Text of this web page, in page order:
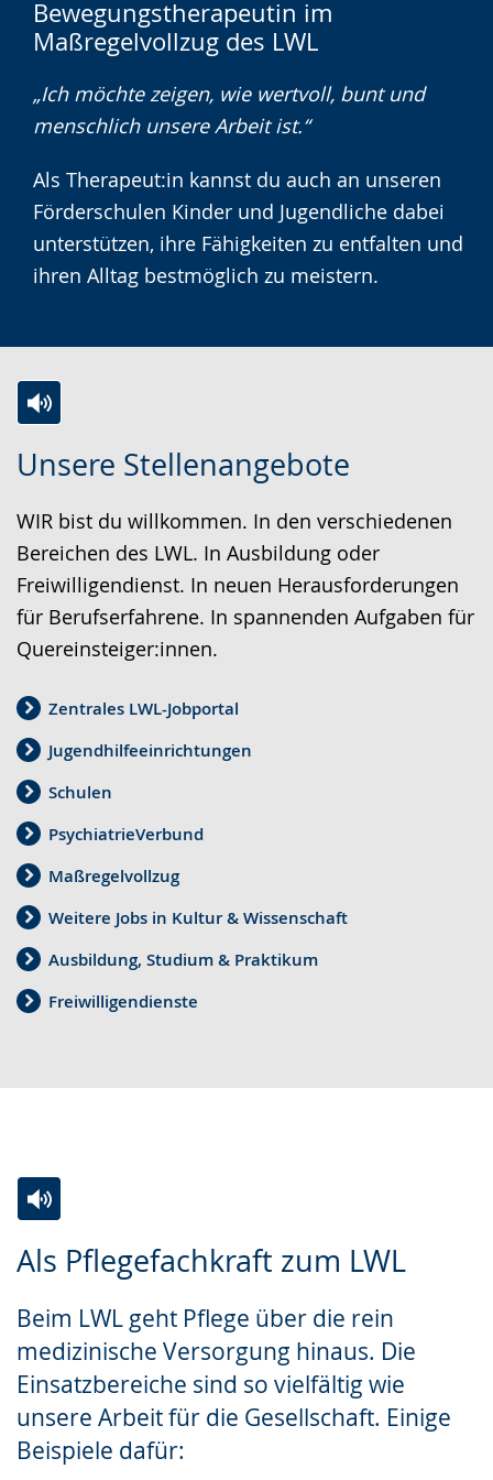
Bewegungstherapeutin im
Maßregelvollzug des LWL
Sprache
wechseln.
Unterstützung.
in
Deutscher
Gebärdensprache
wird
„Ich möchte zeigen, wie wertvoll, bunt und
menschlich unsere Arbeit ist.“
Als Therapeut:in kannst du auch an unseren
Förderschulen Kinder und Jugendliche dabei
unterstützen, ihre Fähigkeiten zu entfalten und
ihren Alltag bestmöglich zu meistern.
Unsere Stellenangebote
WIR bist du willkommen. In den verschiedenen
Bereichen des LWL. In Ausbildung oder
Freiwilligendienst. In neuen Herausforderungen
für Berufserfahrene. In spannenden Aufgaben für
Quereinsteiger:innen.
Zentrales LWL-Jobportal
Jugendhilfeeinrichtungen
Schulen
PsychiatrieVerbund
Maßregelvollzug
Weitere Jobs in Kultur & Wissenschaft
Ausbildung, Studium & Praktikum
Freiwilligendienste
u
L
e
i
c
h
t
e
n
S
p
a
c
h
e
w
e
.
k
i
v
i
e
r
e
A
u
d
i
-
U
n
e
t
n
.
i
V
i
d
e
o
i
n
D
e
u
s
c
h
e
r
r
n
p
r
a
c
h
Als Pflegefachkraft zum LWL
Beim LWL geht Pflege über die rein
medizinische Versorgung hinaus. Die
Einsatzbereiche sind so vielfältig wie
unsere Arbeit für die Gesellschaft. Einige
Beispiele dafür:
Leichten
wechseln.
Audio-
Video
Deutscher
Gebärdensprache
wird
angezeigt.